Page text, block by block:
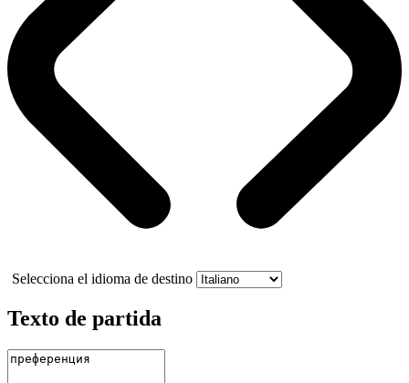
Selecciona el idioma de destino
Texto de partida